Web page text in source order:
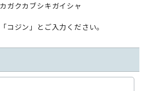
ガクカブシキガイシャ
コジン」とご入力ください。